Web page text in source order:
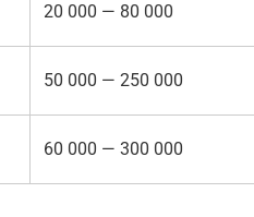
20 000 — 80 000
50 000 — 250 000
60 000 — 300 000